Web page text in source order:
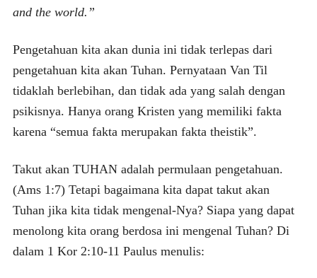
and the world.”
Pengetahuan kita akan dunia ini tidak terlepas dari
pengetahuan kita akan Tuhan. Pernyataan Van Til
tidaklah berlebihan, dan tidak ada yang salah dengan
psikisnya. Hanya orang Kristen yang memiliki fakta
karena “semua fakta merupakan fakta theistik”.
Takut akan TUHAN adalah permulaan pengetahuan.
(Ams 1:7) Tetapi bagaimana kita dapat takut akan
Tuhan jika kita tidak mengenal-Nya? Siapa yang dapat
menolong kita orang berdosa ini mengenal Tuhan? Di
dalam 1 Kor 2:10-11 Paulus menulis: